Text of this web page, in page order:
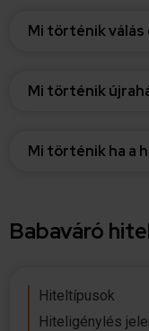
Mi történik válás
Mi történik
Mi történik ha a
Babaváró
Hiteltípusok
Hiteligénylés